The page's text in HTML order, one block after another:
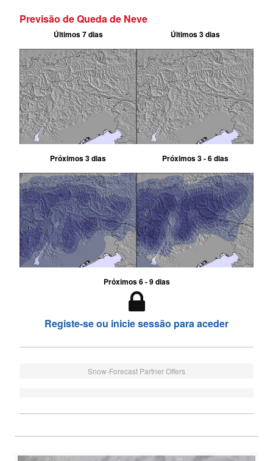
Previsão de Queda de Neve
Últimos 7 dias Últimos 3 dias
Próximos 3 dias Próximos 3 - 6 dias
Próximos 6 - 9 dias
Registe-se ou inicie sessão para aceder
Snow-Forecast Partner Offers